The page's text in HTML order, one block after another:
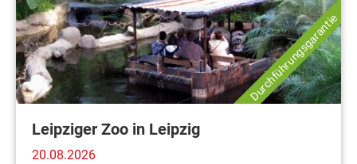
Durchführungsgarantie
Leipziger Zoo in Leipzig
20.08.2026